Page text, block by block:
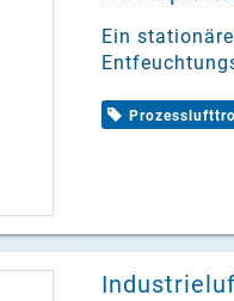
Ein